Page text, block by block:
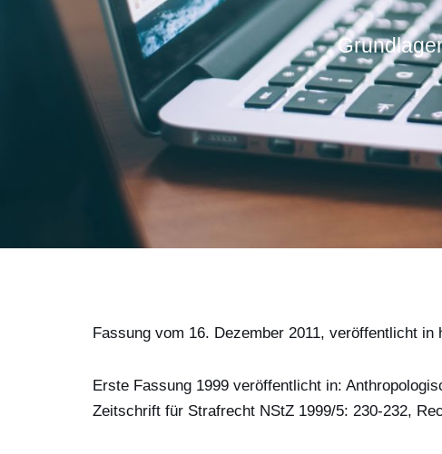
Fassung vom 16. Dezember 2011, veröffentlicht in
Erste Fassung 1999 veröffentlicht in:
Zeitschrift für Strafrecht NStZ 1999/5: 230-232,